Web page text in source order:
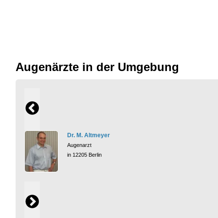
Augenärzte in der Umgebung
Dr. M. Altmeyer
Augenarzt
in 12205 Berlin